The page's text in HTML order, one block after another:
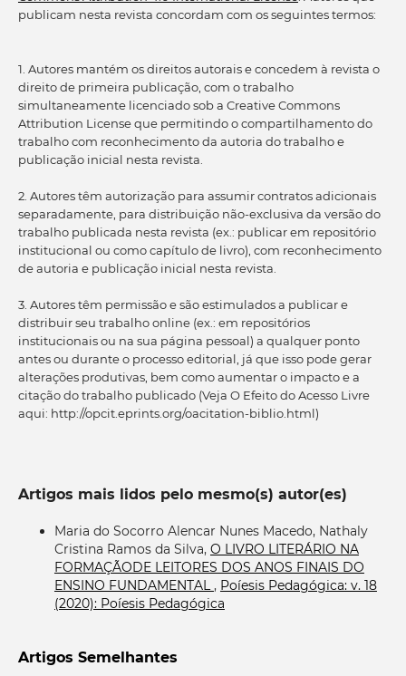
publicam nesta revista concordam com os seguintes termos:
1. Autores mantém os direitos autorais e concedem à revista o
direito de primeira publicação, com o trabalho
simultaneamente licenciado sob a Creative Commons
Attribution License que permitindo o compartilhamento do
trabalho com reconhecimento da autoria do trabalho e
publicação inicial nesta revista.
2. Autores têm autorização para assumir contratos adicionais
separadamente, para distribuição não-exclusiva da versão do
trabalho publicada nesta revista (ex.: publicar em repositório
institucional ou como capítulo de livro), com reconhecimento
de autoria e publicação inicial nesta revista.
3. Autores têm permissão e são estimulados a publicar e
distribuir seu trabalho online (ex.: em repositórios
institucionais ou na sua página pessoal) a qualquer ponto
antes ou durante o processo editorial, já que isso pode gerar
alterações produtivas, bem como aumentar o impacto e a
citação do trabalho publicado (Veja O Efeito do Acesso Livre
aqui: http://opcit.eprints.org/oacitation-biblio.html)
Artigos mais lidos pelo mesmo(s) autor(es)
Maria do Socorro Alencar Nunes Macedo, Nathaly
Cristina Ramos da Silva, O LIVRO LITERÁRIO NA
FORMAÇÃODE LEITORES DOS ANOS FINAIS DO
ENSINO FUNDAMENTAL, Poíesis Pedagógica: v. 18
(2020): Poíesis Pedagógica
Artigos Semelhantes